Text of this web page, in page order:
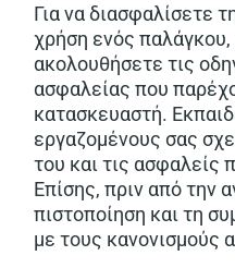
Για να διασφαλίσετε
χρήση ενός παλάγκου,
ακολουθήσετε τις
ασφαλείας που
κατασκευαστή.
εργαζομένους σας
του και τις
Επίσης, πριν από την
πιστοποίηση και τη
με τους κανονισμούς